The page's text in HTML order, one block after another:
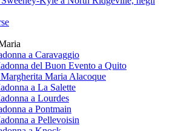
a Caravaggio
del Buon Evento a Quito
Maria Alacoque
a La Salette
a Lourdes
a Pontmain
a Pellevoisin